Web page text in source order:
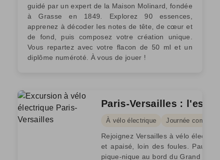
guidé par un expert de la Maison Molinard, fondée
à Grasse en 1849. Explorez 90 essences,
apprenez à décoder les notes de tête, de cœur et
de fond, puis composez votre création unique.
Vous repartez avec votre flacon de 50 ml et un
diplôme numéroté. À vous de jouer !
Paris-Versailles :
À vélo électrique Journée complète
Rejoignez Versailles à vélo
et apaisé, loin des foules. Pause
pique-nique au bord du Grand